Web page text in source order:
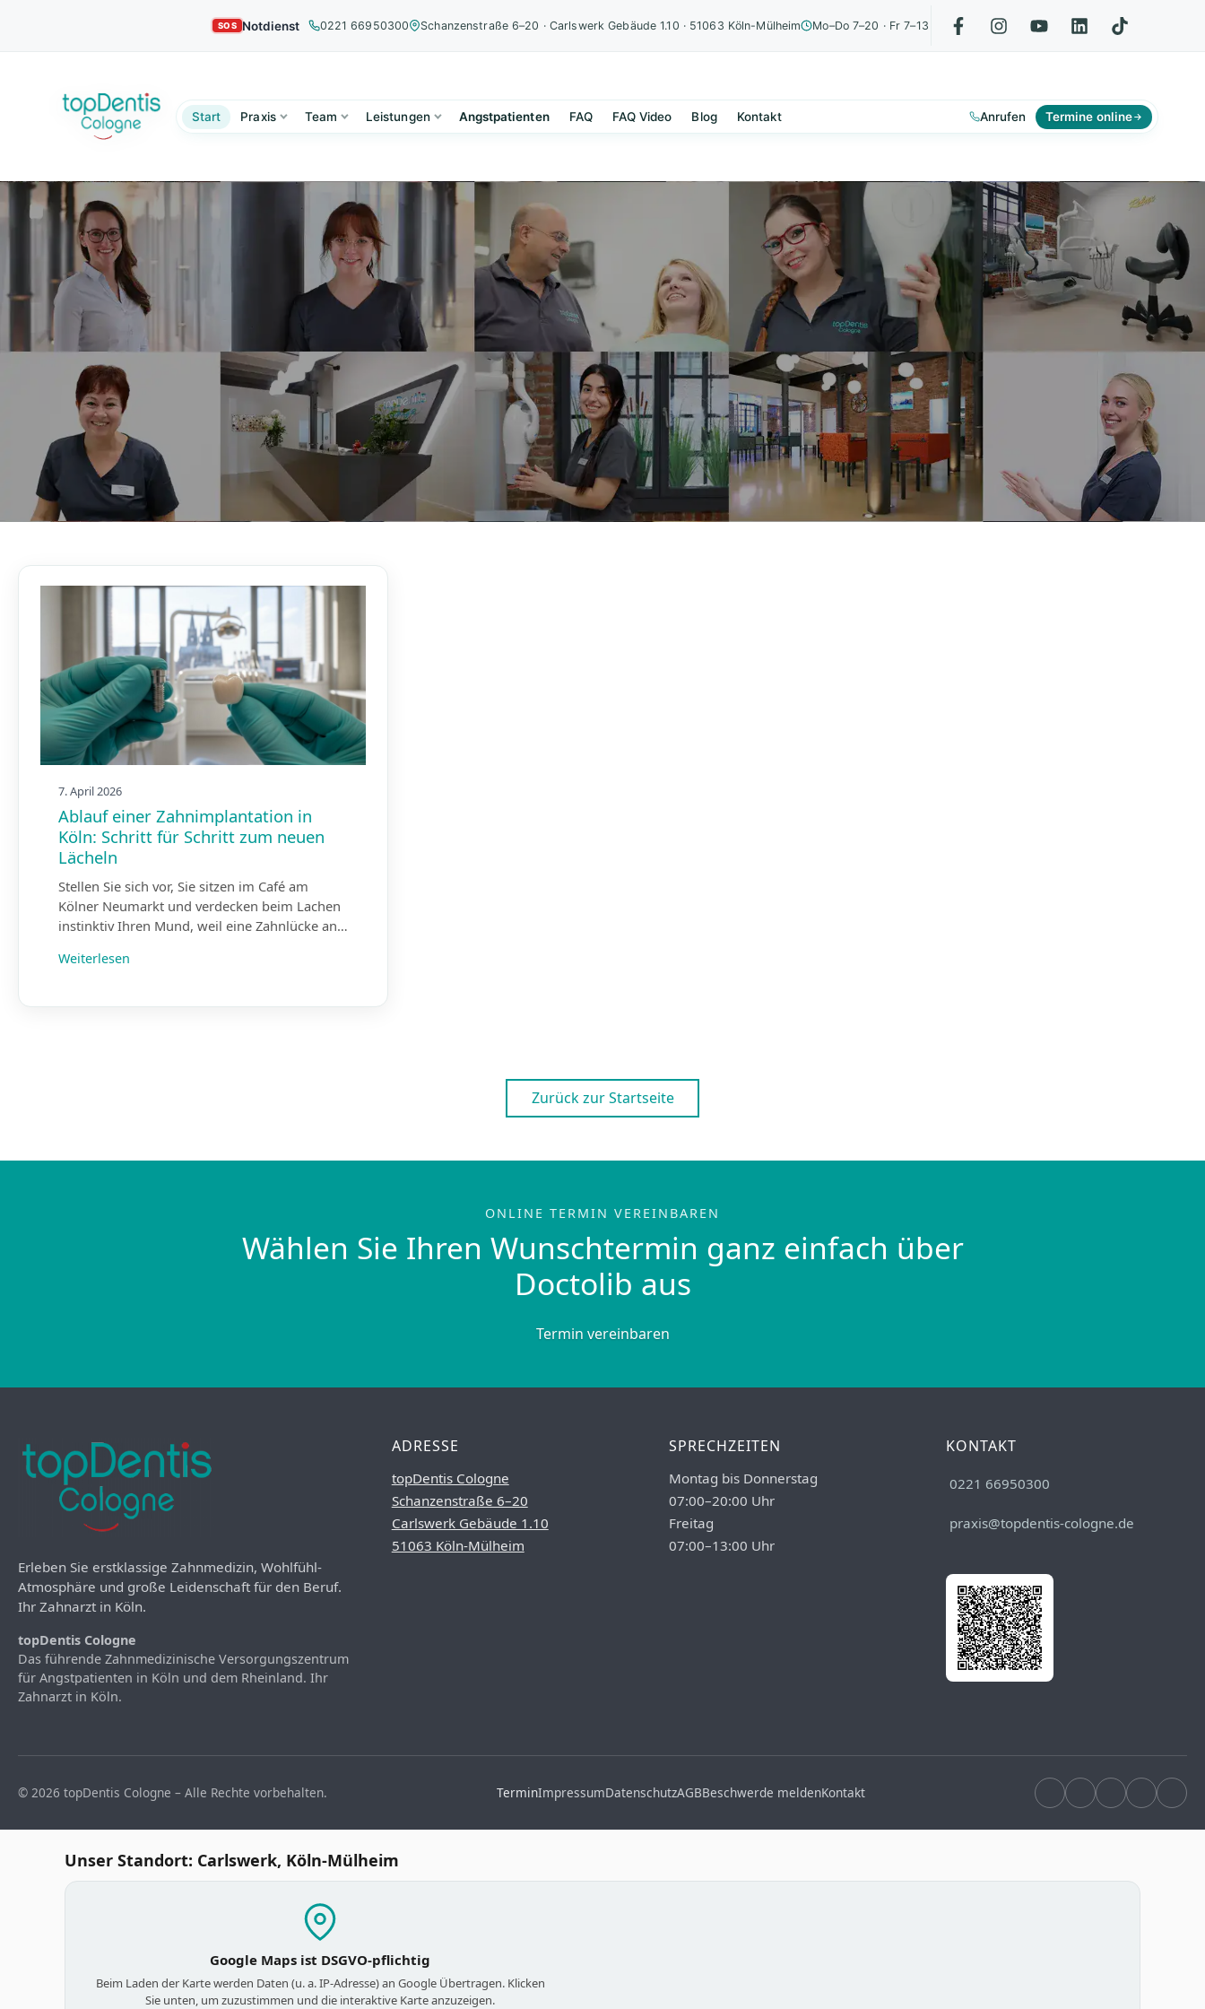
Notdienst 0221 66950300 Schanzenstraße 6–20 · Carlswerk Gebäude 1.10 · 51063 Köln-Mülheim Mo–Do 7–20 · Fr 7–13
Start Praxis Team Leistungen Angstpatienten FAQ FAQ Video Blog Kontakt Anrufen Termine online
Unser Blog
7. April 2026
Ablauf einer Zahnimplantation in
Köln: Schritt für Schritt zum neuen
Lächeln
Stellen Sie sich vor, Sie sitzen im Café am
Kölner Neumarkt und verdecken beim Lachen
instinktiv Ihren Mund, weil eine Zahnlücke an…
Weiterlesen
Zurück zur Startseite
ONLINE TERMIN VEREINBAREN
Wählen Sie Ihren Wunschtermin ganz einfach über
Doctolib aus
Termin vereinbaren
Erleben Sie erstklassige Zahnmedizin, Wohlfühl-
Atmosphäre und große Leidenschaft für den Beruf.
Ihr Zahnarzt in Köln.
topDentis Cologne
Das führende Zahnmedizinische Versorgungszentrum
für Angstpatienten in Köln und dem Rheinland. Ihr
Zahnarzt in Köln.
ADRESSE
topDentis Cologne
Schanzenstraße 6–20
Carlswerk Gebäude 1.10
51063 Köln-Mülheim
SPRECHZEITEN
Montag bis Donnerstag
07:00–20:00 Uhr
Freitag
07:00–13:00 Uhr
KONTAKT
0221 66950300
praxis@topdentis-cologne.de
© 2026 topDentis Cologne – Alle Rechte vorbehalten. TerminImpressumDatenschutzAGBBeschwerde meldenKontakt
Unser Standort: Carlswerk, Köln-Mülheim
Google Maps ist DSGVO-pflichtig
Beim Laden der Karte werden Daten (u. a. IP-Adresse) an Google Übertragen. Klicken
Sie unten, um zuzustimmen und die interaktive Karte anzuzeigen.